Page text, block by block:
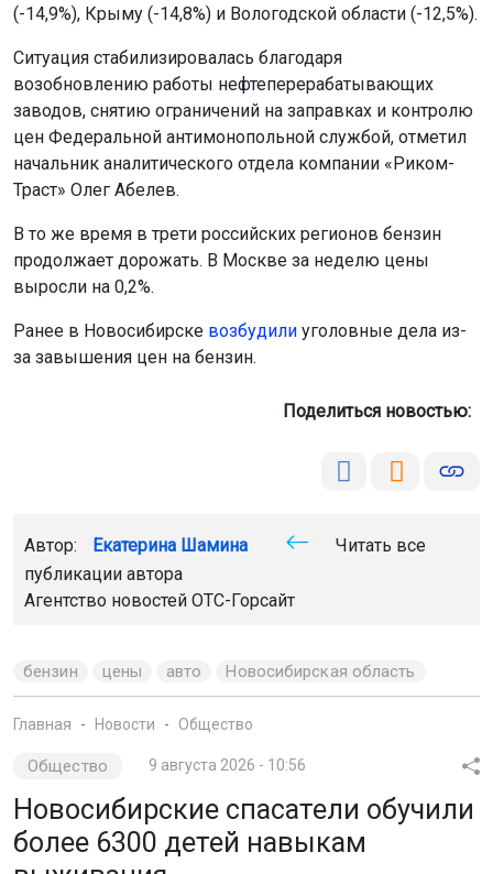
(-14,9%), Крыму (-14,8%) и Вологодской области (-12,5%).
Ситуация стабилизировалась благодаря
возобновлению работы нефтеперерабатывающих
заводов, снятию ограничений на заправках и контролю
цен Федеральной антимонопольной службой, отметил
начальник аналитического отдела компании «Риком-
Траст» Олег Абелев.
В то же время в трети российских регионов бензин
продолжает дорожать. В Москве за неделю цены
выросли на 0,2%.
Ранее в Новосибирске возбудили уголовные дела из-
за завышения цен на бензин.
Поделиться новостью:
Автор: Екатерина Шамина
Читать все
публикации автора
Агентство новостей ОТС-Горсайт
бензин цены авто Новосибирская область
Главная Новости Общество
Общество 9 августа 2026 - 10:56
Новосибирские спасатели обучили
более 6300 детей навыкам